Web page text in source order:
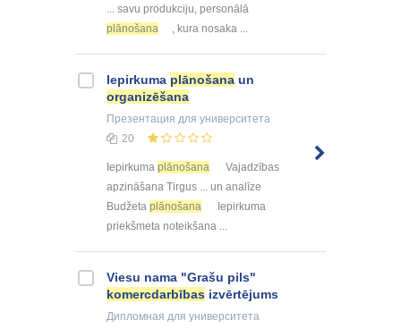
... savu produkciju, personālā
plānošana
, kura nosaka ...
Iepirkuma plānošana un
organizēšana
Презентация для университета
20
Iepirkuma plānošana
Vajadzības
apzināšana Tirgus ... un analīze
Budžeta plānošana
Iepirkuma
priekšmeta noteikšana ...
Viesu nama "Grašu pils"
komercdarbības izvērtējums
Дипломная для университета